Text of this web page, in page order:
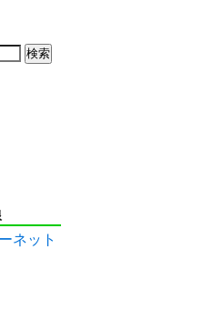
ネット